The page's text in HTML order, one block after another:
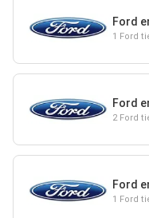
Ford
1 Ford
Ford
2 Ford
Ford
1 Ford